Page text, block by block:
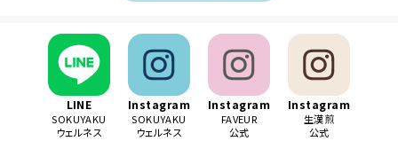
LINE
SOKUYAKU
ウェルネス
Instagram
SOKUYAKU
ウェルネス
Instagram
FAVEUR
公式
Instagram
生漢煎
公式